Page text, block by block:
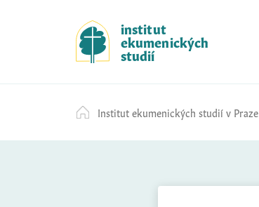
k
i
p
t
c
o
institut
ekumenických
studií
Institut ekumenických studií v Praze